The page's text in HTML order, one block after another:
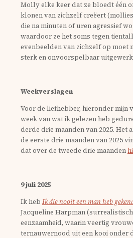
Molly elke keer dat ze bloedt één
klonen van zichzelf creëert
die na minuten of uren agressief
waardoor ze het soms tegen
evenbeelden van zichzelf op moet
sterk en onvoorspelbaar
Weekverslagen
Voor de liefhebber, hieronder mijn
week van wat ik gelezen heb
derde drie maanden van 2025. Het
de eerste drie maanden van 2025
dat over de tweede drie maanden
9 juli 2025
Ik heb Ik die nooit een man heb
Jacqueline Harpman
eenzaamheid, waarin veertig
ternauwernood uit een kooi onder